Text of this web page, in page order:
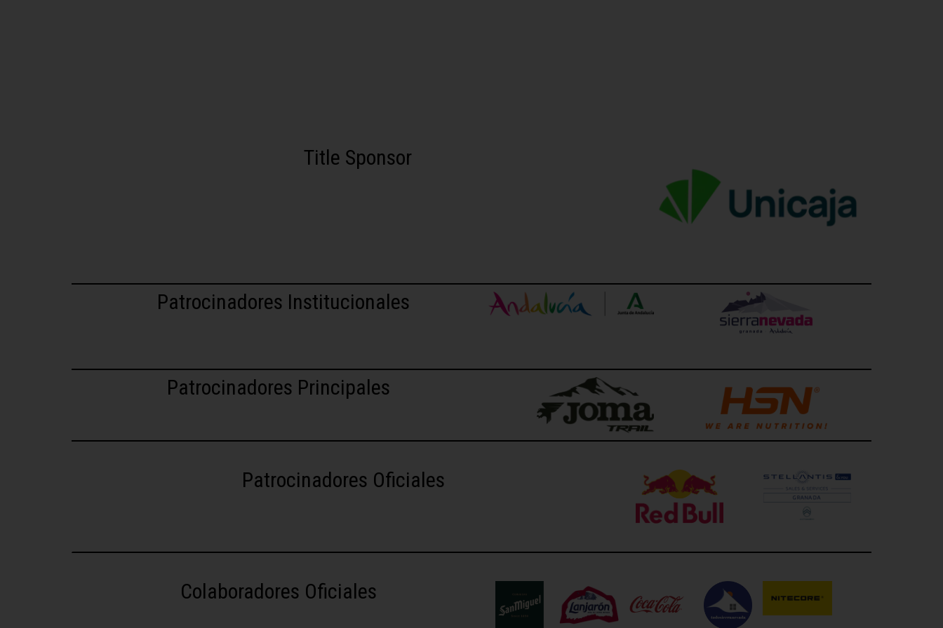
Title Sponsor
Patrocinadores Institucionales
Patrocinadores Principales
Patrocinadores Oficiales
Colaboradores Oficiales